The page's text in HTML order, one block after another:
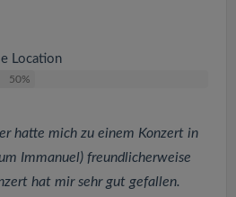
Location
50%
hatte mich zu einem Konzert in
Immanuel) freundlicherweise
hat mir sehr gut gefallen.